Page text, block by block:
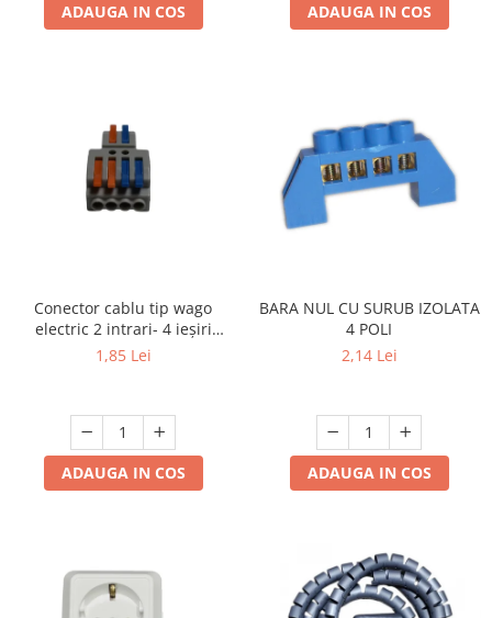
ADAUGA IN COS ADAUGA IN COS
Conector cablu tip wago
electric 2 intrari- 4 ieșiri
.Reglete 2 intrari 4 ieșiri
1,85 Lei
ADAUGA IN COS
BARA NUL CU SURUB IZOLATA
4 POLI
2,14 Lei
ADAUGA IN COS